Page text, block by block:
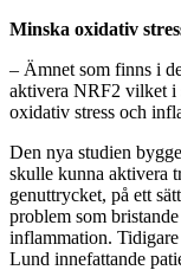
Minska oxidativ
– Ämnet som finns i
aktivera NRF2 vilket i
oxidativ stress och
Den nya studien
skulle kunna aktivera
genuttrycket, på ett
problem som
inflammation.
Lund innefattande